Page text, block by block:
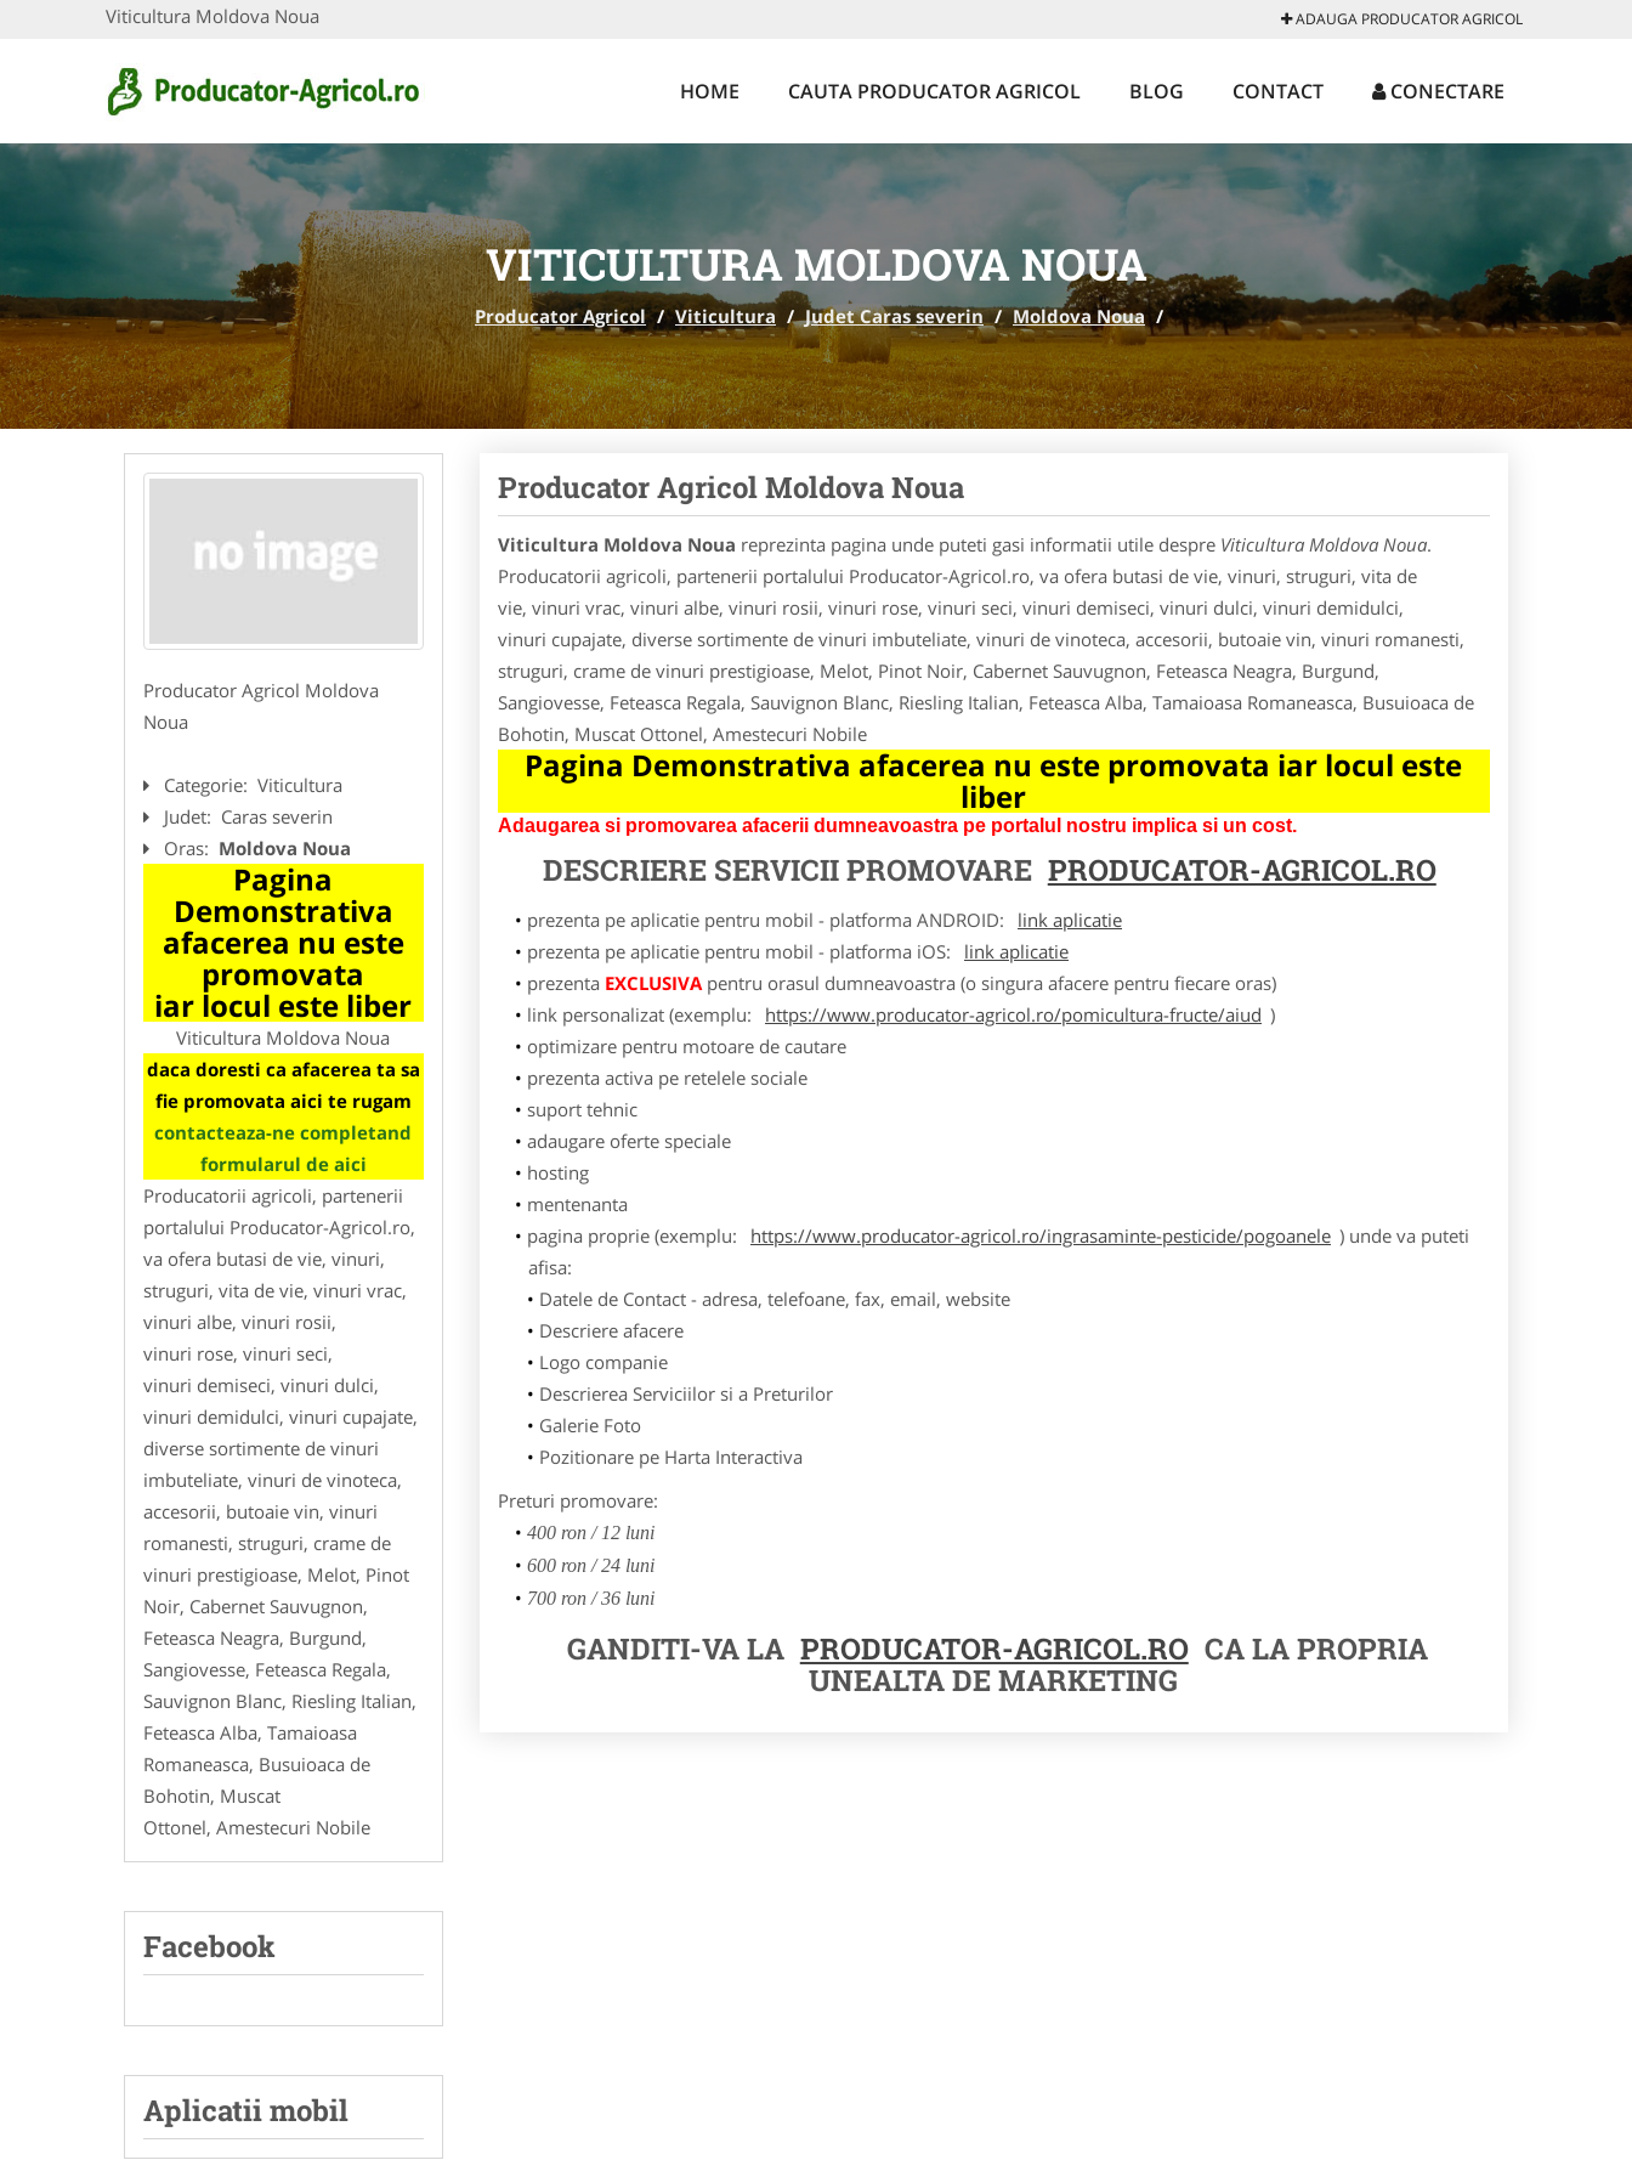
Viticultura Moldova Noua ADAUGA PRODUCATOR AGRICOL
HOME CAUTA PRODUCATOR AGRICOL BLOG CONTACT CONECTARE
VITICULTURA MOLDOVA NOUA
Producator Agricol / Viticultura / Judet Caras severin / Moldova Noua /
Producator Agricol Moldova
Noua
Categorie: Viticultura
Judet: Caras severin
Oras: Moldova Noua
Pagina
Demonstrativa
afacerea nu este
promovata
iar locul este liber
Viticultura Moldova Noua
daca doresti ca afacerea ta sa
fie promovata aici te rugam
contacteaza-ne completand
formularul de aici
Producatorii agricoli, partenerii
portalului Producator-Agricol.ro,
va ofera butasi de vie, vinuri,
struguri, vita de vie, vinuri vrac,
vinuri albe, vinuri rosii,
vinuri rose, vinuri seci,
vinuri demiseci, vinuri dulci,
vinuri demidulci, vinuri cupajate,
diverse sortimente de vinuri
imbuteliate, vinuri de vinoteca,
accesorii, butoaie vin, vinuri
romanesti, struguri, crame de
vinuri prestigioase, Melot, Pinot
Noir, Cabernet Sauvugnon,
Feteasca Neagra, Burgund,
Sangiovesse, Feteasca Regala,
Sauvignon Blanc, Riesling Italian,
Feteasca Alba, Tamaioasa
Romaneasca, Busuioaca de
Bohotin, Muscat
Ottonel, Amestecuri Nobile
Facebook
Aplicatii mobil
Producator Agricol Moldova Noua
Viticultura Moldova Noua reprezinta pagina unde puteti gasi informatii utile despre Viticultura Moldova Noua.
Producatorii agricoli, partenerii portalului Producator-Agricol.ro, va ofera butasi de vie, vinuri, struguri, vita de
vie, vinuri vrac, vinuri albe, vinuri rosii, vinuri rose, vinuri seci, vinuri demiseci, vinuri dulci, vinuri demidulci,
vinuri cupajate, diverse sortimente de vinuri imbuteliate, vinuri de vinoteca, accesorii, butoaie vin, vinuri romanesti,
struguri, crame de vinuri prestigioase, Melot, Pinot Noir, Cabernet Sauvugnon, Feteasca Neagra, Burgund,
Sangiovesse, Feteasca Regala, Sauvignon Blanc, Riesling Italian, Feteasca Alba, Tamaioasa Romaneasca, Busuioaca de
Bohotin, Muscat Ottonel, Amestecuri Nobile
Pagina Demonstrativa afacerea nu este promovata iar locul este
liber
Adaugarea si promovarea afacerii dumneavoastra pe portalul nostru implica si un cost.
DESCRIERE SERVICII PROMOVARE PRODUCATOR-AGRICOL.RO
prezenta pe aplicatie pentru mobil - platforma ANDROID:
link aplicatie
prezenta pe aplicatie pentru mobil - platforma iOS:
link aplicatie
prezenta EXCLUSIVApentru orasul dumneavoastra (o singura afacere pentru fiecare oras)
link personalizat (exemplu:
https://www.producator-agricol.ro/pomicultura-fructe/aiud )
optimizare pentru motoare de cautare
prezenta activa pe retelele sociale
suport tehnic
adaugare oferte speciale
hosting
mentenanta
pagina proprie (exemplu:
https://www.producator-agricol.ro/ingrasaminte-pesticide/pogoanele ) unde va puteti
afisa:
Datele de Contact - adresa, telefoane, fax, email, website
Descriere afacere
Logo companie
Descrierea Serviciilor si a Preturilor
Galerie Foto
Pozitionare pe Harta Interactiva
Preturi promovare:
400 ron / 12 luni
600 ron / 24 luni
700 ron / 36 luni
GANDITI-VA LA PRODUCATOR-AGRICOL.RO CA LA PROPRIA
UNEALTA DE MARKETING